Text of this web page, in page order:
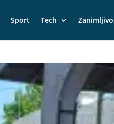
Sport Tech